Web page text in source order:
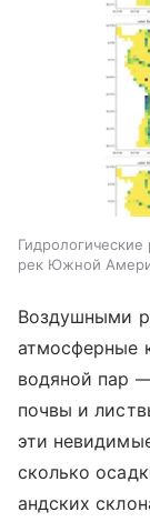
рек Южной
Воздушными
атмосферные
водяной пар
почвы и
эти
сколько
андских